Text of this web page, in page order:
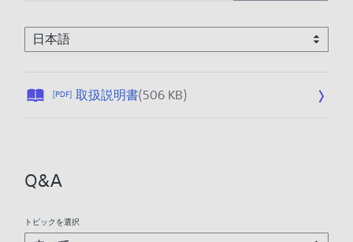
[PDF] 取扱説明書(506 KB)公
/
Q&A
トピックを選択